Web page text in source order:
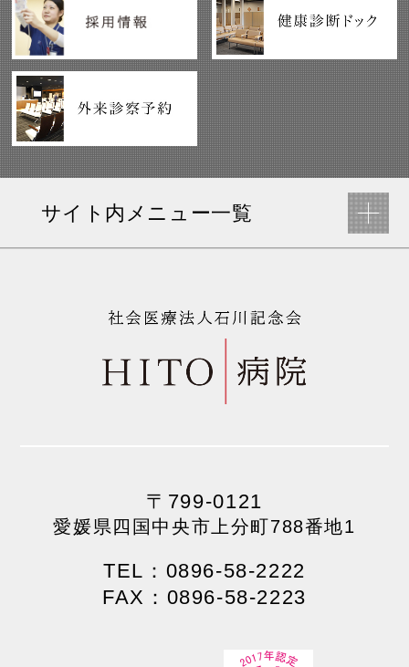
サイト内メニュー一覧
〒799-0121
愛媛県四国中央市上分町788番地1
TEL：0896-58-2222
FAX：0896-58-2223